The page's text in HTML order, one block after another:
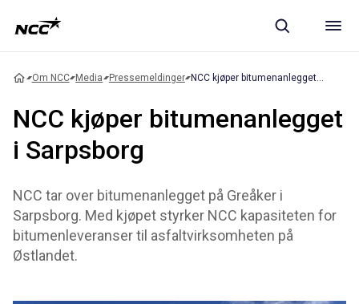
Om NCC Media Pressemeldinger
NCC kjøper bitumenanlegget
i Sarpsborg
NCC tar over bitumenanlegget på Greåker i
Sarpsborg. Med kjøpet styrker NCC kapasiteten for
bitumenleveranser til asfaltvirksomheten på
Østlandet.